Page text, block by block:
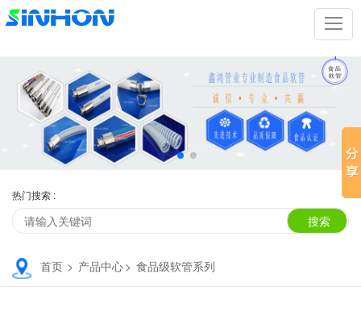
热门搜索 :
首页 > 产品中心> 食品级软管系列